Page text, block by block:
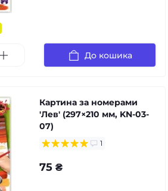
До кошика
Картина за номерами
'Лев' (297×210 мм, KN-03-
07)
1
75 ₴